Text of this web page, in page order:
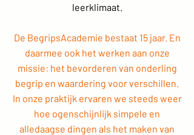
leerklimaat.
De BegripsAcademie bestaat 15 jaar. En
daarmee ook het werken aan onze
missie: het bevorderen van onderling
begrip en waardering voor verschillen.
In onze praktijk ervaren we steeds weer
hoe ogenschijnlijk simpele en
alledaagse dingen als het maken van